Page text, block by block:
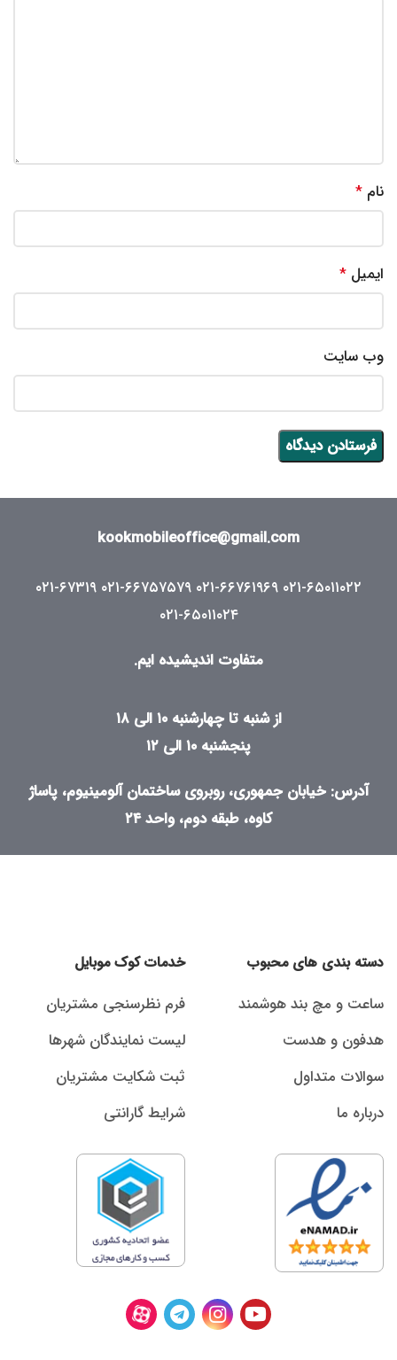
نام *
ایمیل *
وب‌ سایت
kookmobileoffice@gmail.com
۰۲۱-۶۷۳۱۹ ۰۲۱-۶۶۷۵۷۵۷۹ ۰۲۱-۶۶۷۶۱۹۶۹ ۰۲۱-۶۵۰۱۱۰۲۲
۰۲۱-۶۵۰۱۱۰۲۴
متفاوت اندیشیده ایم.
از شنبه تا چهارشنبه ۱۰ الی ۱۸
پنجشنبه ۱۰ الی ۱۲
آدرس: خیابان جمهوری، روبروی ساختمان آلومینیوم، پاساژ
کاوه، طبقه دوم، واحد ۲۴
دسته بندی های محبوب
ساعت و مچ بند هوشمند
هدفون و هدست
سوالات متداول
درباره ما
خدمات کوک موبایل
فرم نظرسنجی مشتریان
لیست نمایندگان شهرها
ثبت شکایت مشتریان
شرایط گارانتی